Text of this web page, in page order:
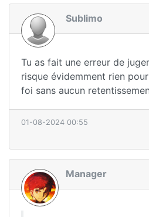
Sublimo
Tu as fait une erreur de
risque évidemment rien
foi sans aucun
01-08-2024 00:55
Manager